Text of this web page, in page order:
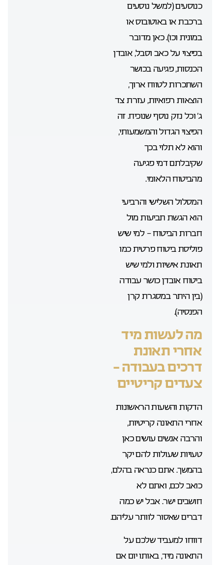
כנוסעים (למשל נוסעים
ברכבת או באוטובוס או
במונית וכו). כאן מדובר
בפיצוי על כאב וסבל, אובדן
הכנסות, פגיעה בכושר
השתכרות לטווח ארוך,
הוצאות רפואיות, עזרת צד
ג’ וכל נזק נוסף שנוכיח. זה
הפיצוי הגדול והמשמעותי,
והוא לא תלוי בכך
שקיבלתם דמי פגיעה
מהביטוח הלאומי.
המסלול השלישי והרביעי
הוא הגשת תביעות מול
חברות הביטוח – למי שיש
פוליסת ביטוח פרטית כמו
תאונת אישיות ולמי שיש
ביטוח אובדן כושר עבודה
(בין היתר במסגרת קרן
הפנסיה).
מה לעשות מיד
אחרי תאונת
דרכים בעבודה –
צעדים קריטיים
הדקות והשעות הראשונות
אחרי התאונה קריטיות,
והרבה אנשים עושים כאן
טעויות שעולות להם יקר
בהמשך. אתם כנראה בהלם,
כואב לכם, ואתם לא
חושבים ישר. אבל יש כמה
דברים שאסור לוותר עליהם.
דווחו למעביד שלכם על
התאונה מיד, באותו יום אם